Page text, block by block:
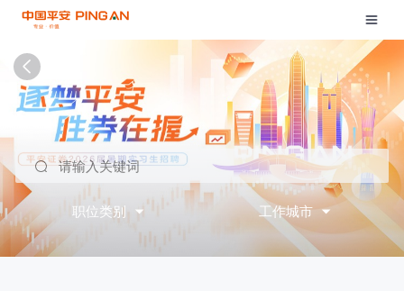
请输入关键词
职位类别  工作城市 